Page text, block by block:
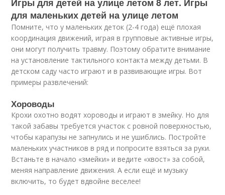
для маленьких детей на улице летом
Помните, что у маленьких деток (2-4 года) ещё плохая
координация движений, играя в групповые активные игры,
они могут получить травму. Поэтому обратите внимание
на установление тактильного контакта между детьми. В
детском саду часто играют и в развивающие игры. Вот
примеры развлечений:
Хороводы
Крохи охотно водят хороводы и играют в змейку. Но для
такой забавы требуется участок с ровной поверхностью,
чтобы карапузы не запнулись и не ушиблись. Постройте
маленьких участников в ряд и попросите взяться за руки.
Встаньте в начало «змейки» и ведите «хвост» за собой,
меняя направление движения. А если ещё и музыку
включить, то будет вдвойне веселее!